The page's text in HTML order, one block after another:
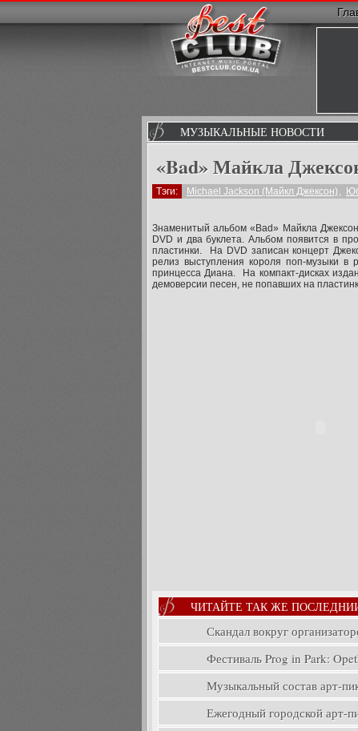
МУЗЫКАЛЬНЫЕ НОВОСТИ
«Bad» Майкла
Тэги: Michael Jackson (Майкл Джeксон) ,
Знаменитый альбом «Bad» Майкла
DVD и два буклета. Альбом появится в
пластинки. На DVD записан концерт
релиз выступления короля поп-музыки в
принцесса Диана. На компакт-дисках
демоверсии песен, не попавших на
ЧИТАЙТЕ ТАК ЖЕ
Скандал вокруг
Фестиваль Prog in Park:
Музыкальный состав арт-
Ежегодный городской арт-